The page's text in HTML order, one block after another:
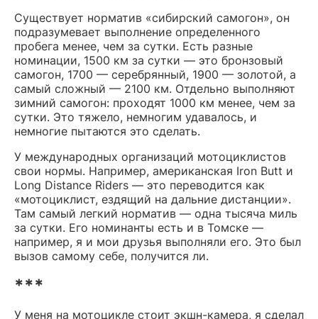
Существует норматив «сибирский самогон», он
подразумевает выполнение определенного
пробега менее, чем за сутки. Есть разные
номинации, 1500 км за сутки — это бронзовый
самогон, 1700 — серебрянный, 1900 — золотой, а
самый сложный — 2100 км. Отдельно выполняют
зимний самогон: проходят 1000 км менее, чем за
сутки. Это тяжело, немногим удавалось, и
немногие пытаются это сделать.
У международных организаций мотоциклистов
свои нормы. Например, американская Iron Butt и
Long Distance Riders — это переводится как
«мотоциклист, ездящий на дальние дистанции».
Там самый легкий норматив — одна тысяча миль
за сутки. Его номинанты есть и в Томске —
например, я и мои друзья выполняли его. Это был
вызов самому себе, получится ли.
***
У меня на мотоцикле стоит экшн-камера, я сделал